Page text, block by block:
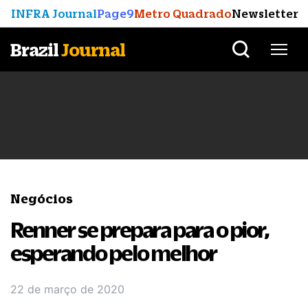
INFRA JournalPage9Metro QuadradoNewsletter
BrazilJournal
Negócios
Renner se prepara para o pior,
esperando pelo melhor
22 de março de 2020